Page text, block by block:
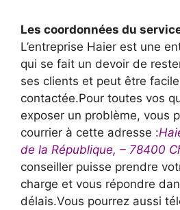
Les coordonnées du
L’entreprise Haier est une
qui se fait un devoir de
ses clients et peut être
contactée.Pour toutes vos
exposer un problème, vous
courrier à cette adresse :
de la République, – 78400
conseiller puisse prendre
charge et vous répondre
délais.Vous pourrez aussi